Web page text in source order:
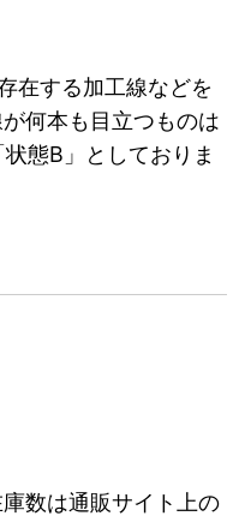
在する加工線などを
何本も目立つものは
態B」としておりま
数は通販サイト上の